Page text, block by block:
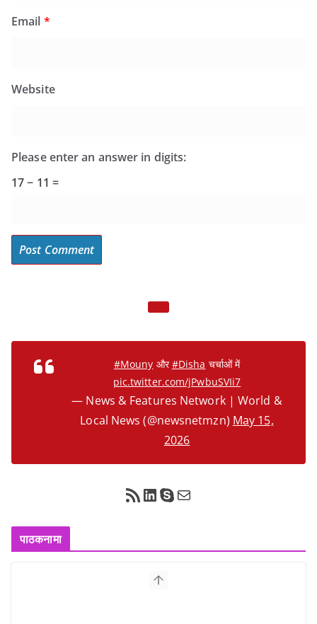
Email *
Website
Please enter an answer in digits:
17 − 11 =
#Mouny और#Disha चर्चाओं में
pic.twitter.com/jPwbuSVIi7
— News & Features Network | World &
Local News (@newsnetmzn) May 15,
2026
RSS Feed LinkedIn Skype Mail
पाठकनामा